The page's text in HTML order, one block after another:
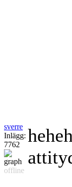
sverre
Inlägg:
7762
offline